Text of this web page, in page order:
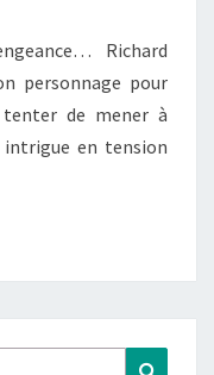
Richard
personnage pour
tenter de mener à
en tension